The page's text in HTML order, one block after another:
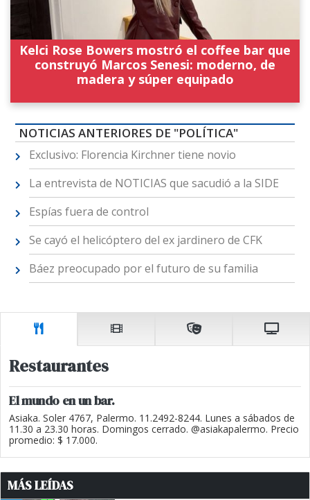
Kelci Rose Bowers mostró el coffee bar que
construyó Marcos Senesi: moderno, de
madera y súper equipado
NOTICIAS ANTERIORES DE "POLÍTICA"
Exclusivo: Florencia Kirchner tiene novio
La entrevista de NOTICIAS que sacudió a la SIDE
Espías fuera de control
Se cayó el helicóptero del ex jardinero de CFK
Báez preocupado por el futuro de su familia
Restaurantes
El mundo en un bar.
Asiaka. Soler 4767, Palermo. 11.2492-8244. Lunes a sábados de
11.30 a 23.30 horas. Domingos cerrado. @asiakapalermo. Precio
promedio: $ 17.000.
MÁS LEÍDAS